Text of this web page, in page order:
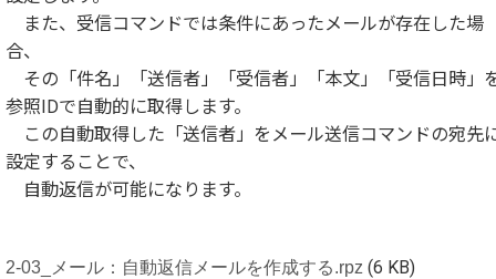
また、受信コマンドでは条件にあったメールが存在した場
合、
その「件名」「送信者」「受信者」「本文」「受信日時」
参照IDで自動的に取得します。
この自動取得した「送信者」をメール送信コマンドの宛先
設定することで、
自動返信が可能になります。
2-03_メール：自動返信メールを作成する.rpz (6 KB)